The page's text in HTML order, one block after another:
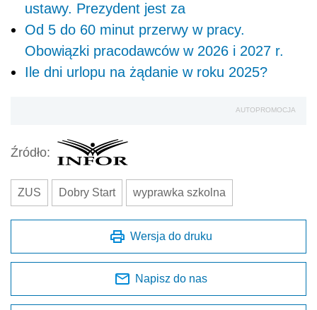
ustawy. Prezydent jest za
Od 5 do 60 minut przerwy w pracy.
Obowiązki pracodawców w 2026 i 2027 r.
Ile dni urlopu na żądanie w roku 2025?
AUTOPROMOCJA
Źródło:
ZUS Dobry Start wyprawka szkolna
Wersja do druku
Napisz do nas